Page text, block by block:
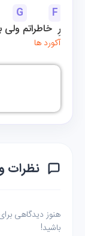
G
F
تو قعرِ  خاطراتم
آکورد ها
نظرات
هنوز دیدگاهی
باشید!